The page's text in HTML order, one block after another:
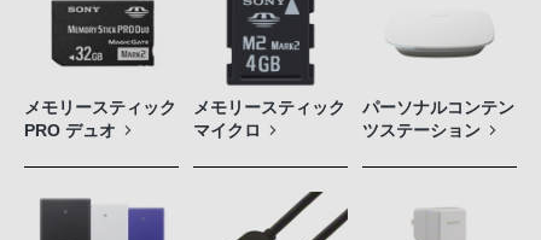
メモリースティック
PRO デュオ
メモリースティック
マイクロ
パーソナルコンテン
ツステーション